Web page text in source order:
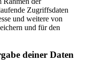
Zugriffsdaten
und weitere von
und für den
deiner Daten